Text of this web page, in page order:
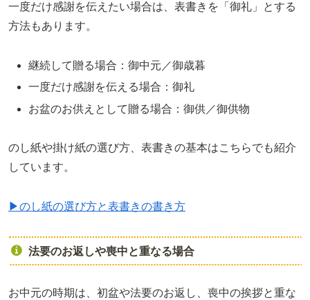
一度だけ感謝を伝えたい場合は、表書きを「御礼」とする
方法もあります。
継続して贈る場合：御中元／御歳暮
一度だけ感謝を伝える場合：御礼
お盆のお供えとして贈る場合：御供／御供物
のし紙や掛け紙の選び方、表書きの基本はこちらでも紹介
しています。
▶のし紙の選び方と表書きの書き方
法要のお返しや喪中と重なる場合
お中元の時期は、初盆や法要のお返し、喪中の挨拶と重な